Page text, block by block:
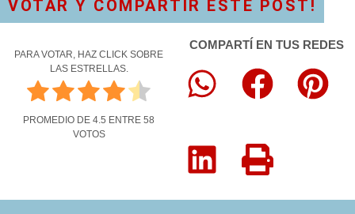
VOTAR Y COMPARTIR ESTE POST!
PARA VOTAR, HAZ CLICK SOBRE
LAS ESTRELLAS.
PROMEDIO DE 4.5 ENTRE 58
VOTOS
COMPARTÍ EN TUS REDES